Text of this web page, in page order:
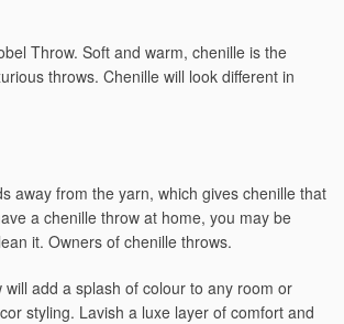
Throw. Soft and warm, chenille is the
throws. Chenille will look different in
away from the yarn, which gives chenille that
a chenille throw at home, you may be
it. Owners of chenille throws.
add a splash of colour to any room or
styling. Lavish a luxe layer of comfort and